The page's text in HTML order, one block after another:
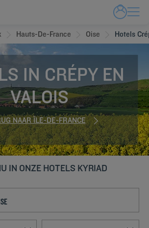
Hauts-De-France Oise Hotels
IN CRÉPY EN
VALOIS
NAAR ÎLE-DE-FRANCE
IN ONZE HOTELS KYRIAD